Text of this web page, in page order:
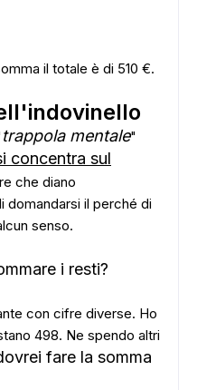
il totale è di 510 €.
trappola mentale"
concentra sul
che diano
domandarsi il perché di
senso.
i resti?
con cifre diverse. Ho
498. Ne spendo altri
fare la somma